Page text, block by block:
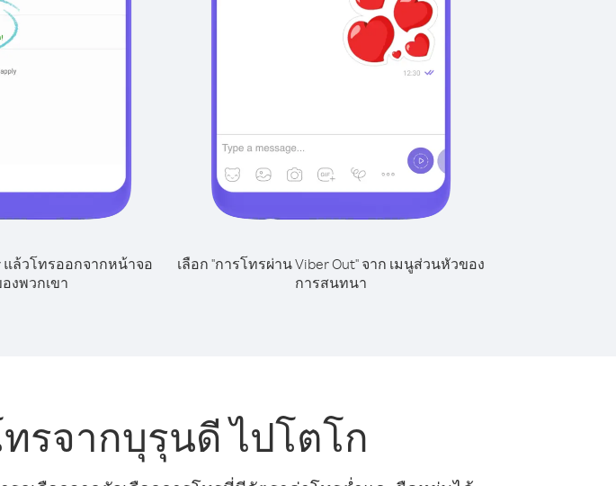
แล้วโทรออกจากหน้าจอ
งพวกเขา
เลือก "การโทรผ่าน Viber Out" จาก เมนูส่วนหัวของ
การสนทนา
รจากบุรุนดี ไปโตโก